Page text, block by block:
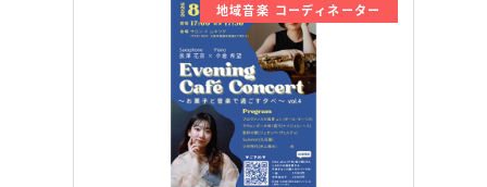
地域音楽 コーディネーター